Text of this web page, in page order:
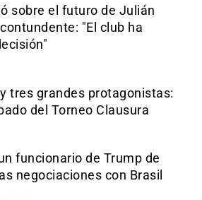
sobre el futuro de Julián
"El club ha
tres grandes protagonistas:
del Torneo Clausura
funcionario de Trump de
negociaciones con Brasil